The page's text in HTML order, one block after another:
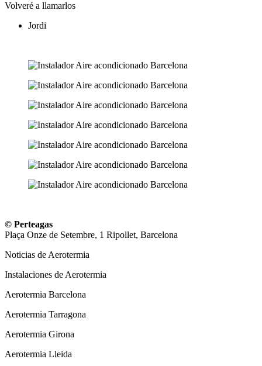
Volveré a llamarlos
Jordi
© Perteagas
Plaça Onze de Setembre, 1 Ripollet, Barcelona
Noticias de Aerotermia
Instalaciones de Aerotermia
Aerotermia Barcelona
Aerotermia Tarragona
Aerotermia Girona
Aerotermia Lleida